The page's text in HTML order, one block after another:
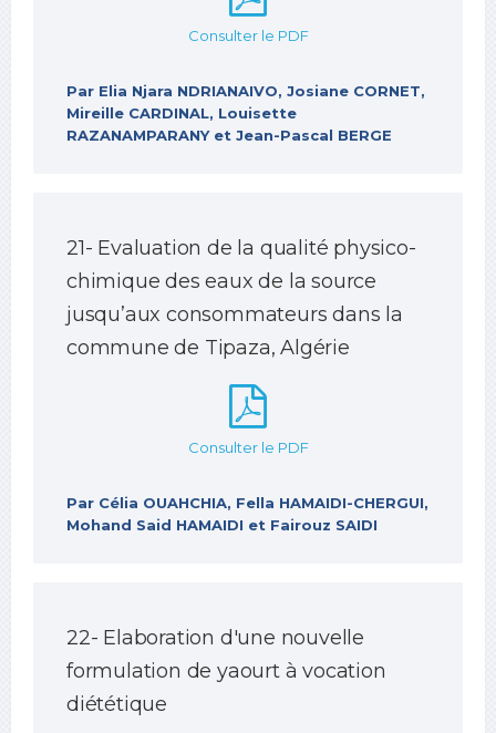
Consulter le PDF
Par Elia Njara NDRIANAIVO, Josiane CORNET,
Mireille CARDINAL, Louisette
RAZANAMPARANY et Jean-Pascal BERGE
21- Evaluation de la qualité physico-
chimique des eaux de la source
jusqu’aux consommateurs dans la
commune de Tipaza, Algérie
Consulter le PDF
Par Célia OUAHCHIA, Fella HAMAIDI-CHERGUI,
Mohand Said HAMAIDI et Fairouz SAIDI
22- Elaboration d'une nouvelle
formulation de yaourt à vocation
diététique